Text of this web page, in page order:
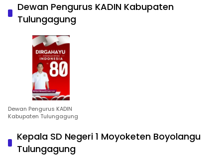
Dewan Pengurus KADIN Kabupaten
Tulungagung
Dewan Pengurus KADIN
Kabupaten Tulungagung
Kepala SD Negeri 1 Moyoketen Boyolangu
Tulungagung